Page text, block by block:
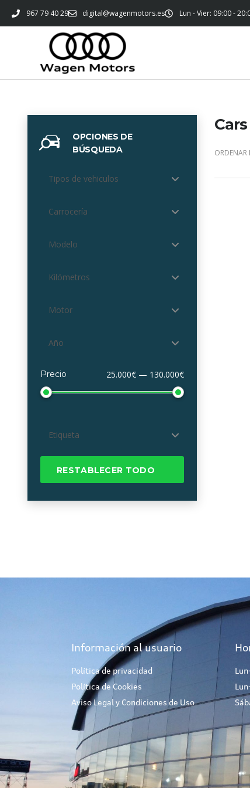
967 79 40 29 digital@wagenmotors.es Lun - Vier: 09:00 -
OPCIONES DE
BÚSQUEDA
Tipos de vehiculos
Carrocería
Modelo
Kilómetros
Motor
Año
Precio 25.000€ — 130.000€
Etiqueta
RESTABLECER TODO
ORDENAR
Información al usuario
Política de privacidad
Política de Cookies
Aviso Legal y Condiciones de Uso